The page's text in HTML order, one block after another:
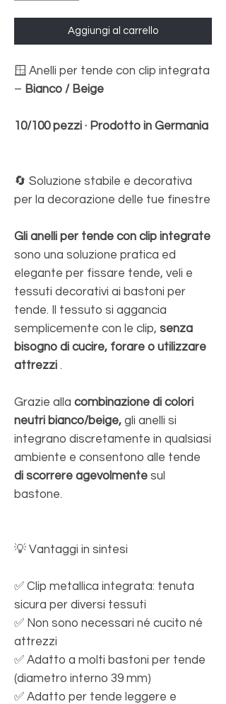
Aggiungi al carrello
🪟 Anelli per tende con clip integrata
– Bianco / Beige
10/100 pezzi · Prodotto in Germania
🔄 Soluzione stabile e decorativa
per la decorazione delle tue finestre
Gli anelli per tende con clip integrate
sono una soluzione pratica ed
elegante per fissare tende, veli e
tessuti decorativi ai bastoni per
tende. Il tessuto si aggancia
semplicemente con le clip, senza
bisogno di cucire, forare o utilizzare
attrezzi .
Grazie alla combinazione di colori
neutri bianco/beige, gli anelli si
integrano discretamente in qualsiasi
ambiente e consentono alle tende
di scorrere agevolmente sul
bastone.
💡 Vantaggi in sintesi
✅ Clip metallica integrata: tenuta
sicura per diversi tessuti
✅ Non sono necessari né cucito né
attrezzi
✅ Adatto a molti bastoni per tende
(diametro interno 39 mm)
✅ Adatto per tende leggere e